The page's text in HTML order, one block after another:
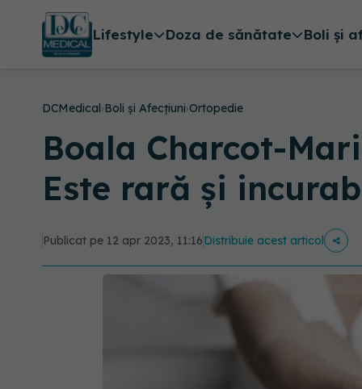
Lifestyle Doza de sănătate Boli și
DCMedical›Boli și Afecțiuni›Ortopedie
Boala Charcot-
Este rară și
Publicat pe 12 apr 2023, 11:16Distribuie acest articol